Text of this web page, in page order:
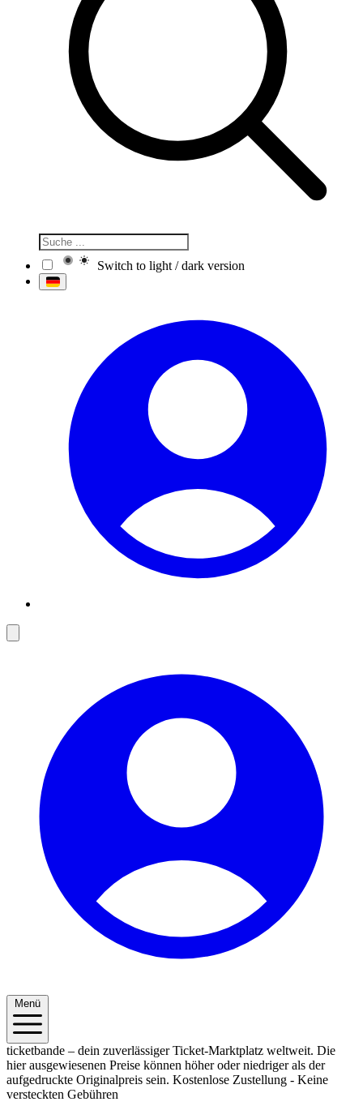
Switch to light / dark version
Menü
ticketbande – dein zuverlässiger Ticket-Marktplatz weltweit. Die
hier ausgewiesenen Preise können höher oder niedriger als der
aufgedruckte Originalpreis sein. Kostenlose Zustellung - Keine
versteckten Gebühren